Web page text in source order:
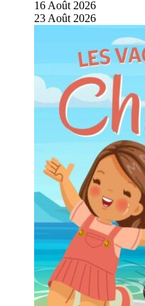
16 Août 2026
23 Août 2026